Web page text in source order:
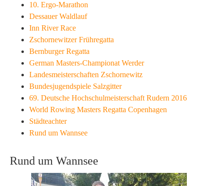
10. Ergo-Marathon
Dessauer Waldlauf
Inn River Race
Zschornewitzer Frühregatta
Bernburger Regatta
German Masters-Championat Werder
Landesmeisterschaften Zschornewitz
Bundesjugendspiele Salzgitter
69. Deutsche Hochschulmeisterschaft Rudern 2016
World Rowing Masters Regatta Copenhagen
Städteachter
Rund um Wannsee
Rund um Wannsee